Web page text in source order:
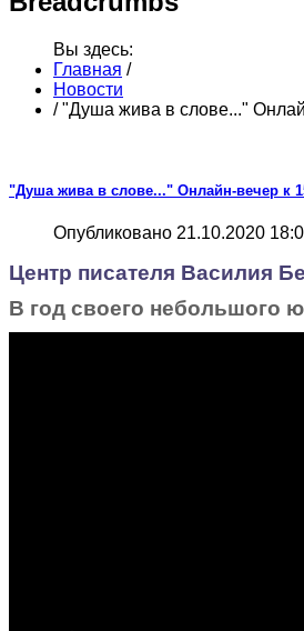
Вы здесь:
Главная /
Новости
/ "Душа жива в слове..."
"Душа жива в слове..." Онлайн-вечер к
Опубликовано 21.10.2020
Центр писателя Василия
В год своего небольшого